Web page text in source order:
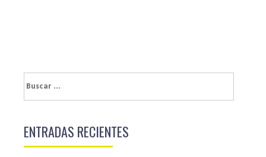
Buscar:
ENTRADAS RECIENTES